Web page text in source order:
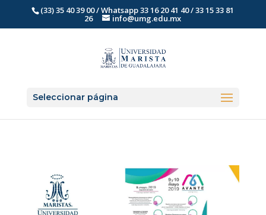
(33) 35 40 39 00 / Whatsapp 33 16 20 41 40 / 33 15 33 81
26 info@umg.edu.mx
Seleccionar página